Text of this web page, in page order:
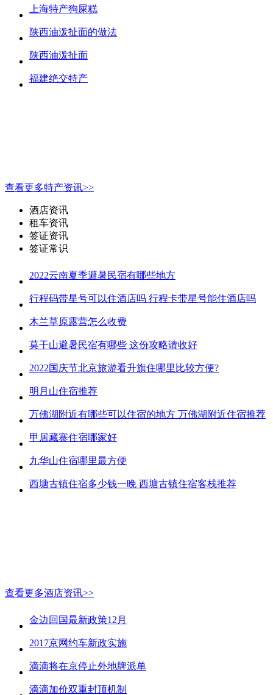
上海特产狗屎糕
陕西油泼扯面的做法
陕西油泼扯面
福建绝交特产
查看更多特产资讯>>
酒店资讯
租车资讯
签证资讯
签证常识
2022云南夏季避暑民宿有哪些地方
行程码带星号可以住酒店吗 行程卡带星号能住酒店吗
木兰草原露营怎么收费
莫干山避暑民宿有哪些 这份攻略请收好
2022国庆节北京旅游看升旗住哪里比较方便?
明月山住宿推荐
万佛湖附近有哪些可以住宿的地方 万佛湖附近住宿推荐
甲居藏寨住宿哪家好
九华山住宿哪里最方便
西塘古镇住宿多少钱一晚 西塘古镇住宿客栈推荐
查看更多酒店资讯>>
金边回国最新政策12月
2017京网约车新政实施
滴滴将在京停止外地牌派单
滴滴加价双重封顶机制